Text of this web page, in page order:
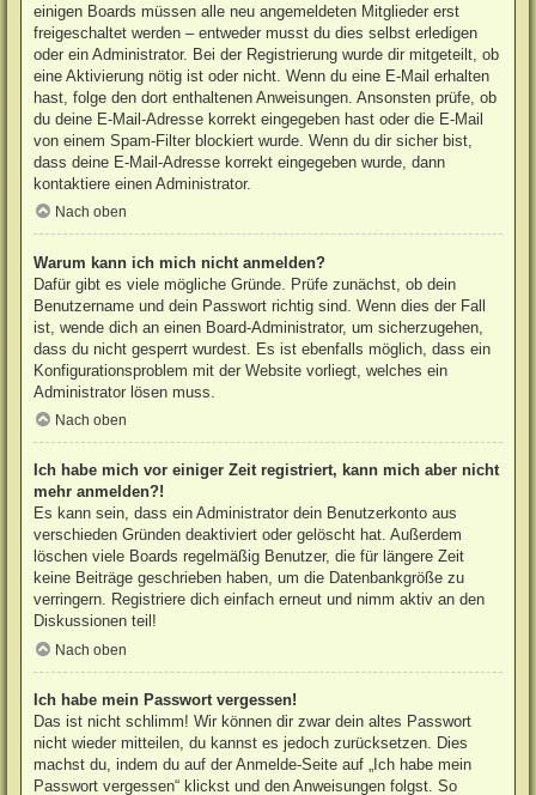
einigen Boards müssen alle neu angemeldeten Mitglieder erst
freigeschaltet werden – entweder musst du dies selbst erledigen
oder ein Administrator. Bei der Registrierung wurde dir mitgeteilt, ob
eine Aktivierung nötig ist oder nicht. Wenn du eine E-Mail erhalten
hast, folge den dort enthaltenen Anweisungen. Ansonsten prüfe, ob
du deine E-Mail-Adresse korrekt eingegeben hast oder die E-Mail
von einem Spam-Filter blockiert wurde. Wenn du dir sicher bist,
dass deine E-Mail-Adresse korrekt eingegeben wurde, dann
kontaktiere einen Administrator.
Nach oben
Warum kann ich mich nicht anmelden?
Dafür gibt es viele mögliche Gründe. Prüfe zunächst, ob dein
Benutzername und dein Passwort richtig sind. Wenn dies der Fall
ist, wende dich an einen Board-Administrator, um sicherzugehen,
dass du nicht gesperrt wurdest. Es ist ebenfalls möglich, dass ein
Konfigurationsproblem mit der Website vorliegt, welches ein
Administrator lösen muss.
Nach oben
Ich habe mich vor einiger Zeit registriert, kann mich aber nicht
mehr anmelden?!
Es kann sein, dass ein Administrator dein Benutzerkonto aus
verschieden Gründen deaktiviert oder gelöscht hat. Außerdem
löschen viele Boards regelmäßig Benutzer, die für längere Zeit
keine Beiträge geschrieben haben, um die Datenbankgröße zu
verringern. Registriere dich einfach erneut und nimm aktiv an den
Diskussionen teil!
Nach oben
Ich habe mein Passwort vergessen!
Das ist nicht schlimm! Wir können dir zwar dein altes Passwort
nicht wieder mitteilen, du kannst es jedoch zurücksetzen. Dies
machst du, indem du auf der Anmelde-Seite auf „Ich habe mein
Passwort vergessen“ klickst und den Anweisungen folgst. So